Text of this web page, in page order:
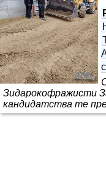
Зидарокофражисти
кандидатства те